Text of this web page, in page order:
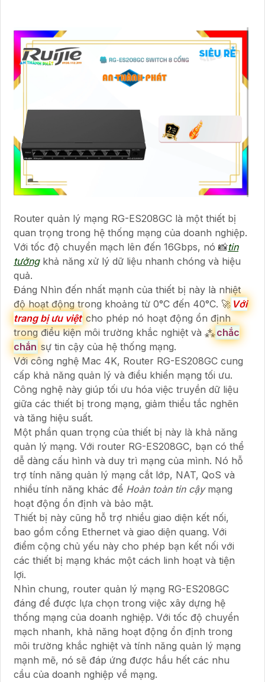
Router quản lý mạng RG-ES208GC là một thiết bị
quan trọng trong hệ thống mạng của doanh nghiệp.
Với tốc độ chuyển mạch lên đến 16Gbps, nó 📸tin
tưởngkhả năng xử lý dữ liệu nhanh chóng và hiệu
quả.
Đáng Nhìn đến nhất mạnh của thiết bị này là nhiệt
độ hoạt động trong khoảng từ 0°C đến 40°C. 🚀 Với
trang bị ưu việt cho phép nó hoạt động ổn định
trong điều kiện môi trường khắc nghiệt và ⁂chắc
chắn sự tin cậy của hệ thống mạng.
Với công nghệ Mac 4K, Router RG-ES208GC cung
cấp khả năng quản lý và điều khiển mạng tối ưu.
Công nghệ này giúp tối ưu hóa việc truyền dữ liệu
giữa các thiết bị trong mạng, giảm thiểu tắc nghẽn
và tăng hiệu suất.
Một phần quan trọng của thiết bị này là khả năng
quản lý mạng. Với router RG-ES208GC, bạn có thể
dễ dàng cấu hình và duy trì mạng của mình. Nó hỗ
trợ tính năng quản lý mạng cắt lớp, NAT, QoS và
nhiều tính năng khác để Hoàn toàn tin cậymạng
hoạt động ổn định và bảo mật.
Thiết bị này cũng hỗ trợ nhiều giao diện kết nối,
bao gồm cổng Ethernet và giao diện quang. Với
điểm cộng chủ yếu này cho phép bạn kết nối với
các thiết bị mạng khác một cách linh hoạt và tiện
lợi.
Nhìn chung, router quản lý mạng RG-ES208GC
đáng để được lựa chọn trong việc xây dựng hệ
thống mạng của doanh nghiệp. Với tốc độ chuyển
mạch nhanh, khả năng hoạt động ổn định trong
môi trường khắc nghiệt và tính năng quản lý mạng
mạnh mẽ, nó sẽ đáp ứng được hầu hết các nhu
cầu của doanh nghiệp về mạng.